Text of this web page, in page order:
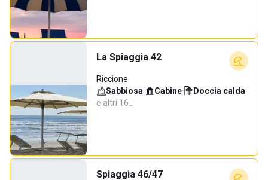
La Spiaggia 42
Riccione
Sabbiosa· Cabine· Doccia calda·
e altri 16…
Spiaggia 46/47